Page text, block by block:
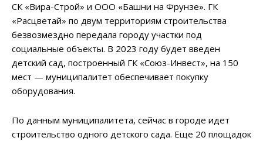
СК «Вира-Строй» и ООО «Башни на Фрунзе». ГК
«Расцветай» по двум территориям строительства
безвозмездно передала городу участки под
социальные объекты. В 2023 году будет введен
детский сад, построенный ГК «Союз-Инвест», на 150
мест — муниципалитет обеспечивает покупку
оборудования.
По данным муниципалитета, сейчас в городе идет
строительство одного детского сада. Еще 20 площадок